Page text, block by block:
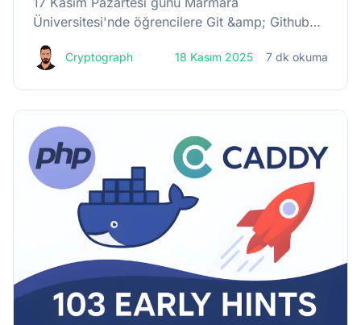
Üniversitesi'nde öğrencilere Git &amp; Github
konusunda kısa bir eğitim verdim, eğitim için
hazırladığım sunumun biraz daha detaylı halini
Cryptograph 18 Kasım 2025 7 dk okuma